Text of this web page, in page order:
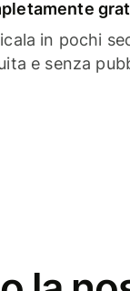
in pochi
e senza